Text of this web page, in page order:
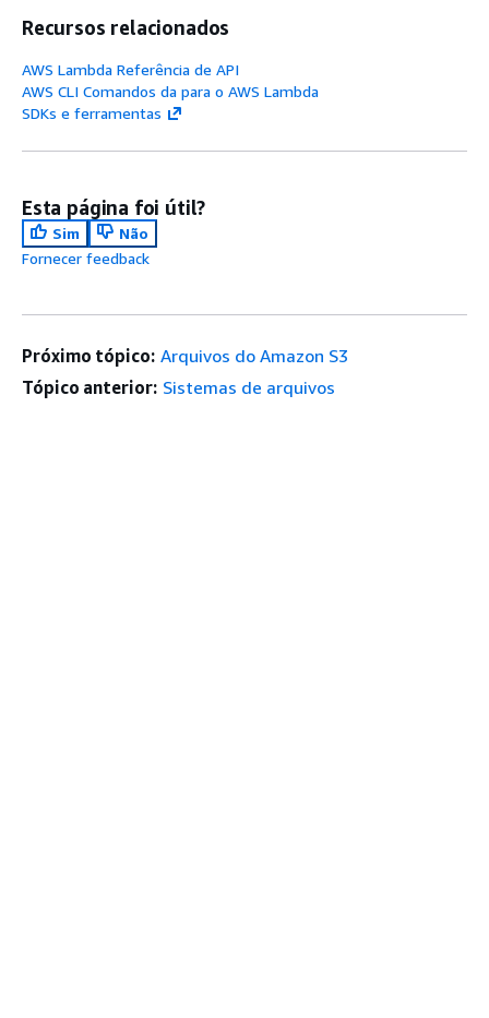
Recursos relacionados
AWS Lambda Referência de API
AWS CLI Comandos da para o AWS Lambda
SDKs e ferramentas
Esta página foi útil?
Sim
Não
Fornecer feedback
Próximo tópico: Arquivos do Amazon S3
Tópico anterior: Sistemas de arquivos